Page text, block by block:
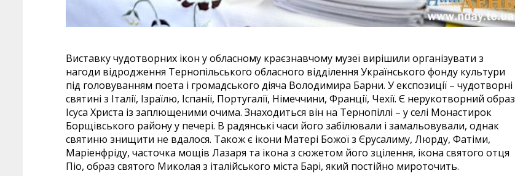
Виставку чудотворних ікон у обласному краєзнавчому музеї вирішили організувати з
нагоди відродження Тернопільського обласного відділення Українського фонду культури
під головуванням поета і громадського діяча Володимира Барни. У експозиції – чудотворні
святині з Італії, Ізраїлю, Іспанії, Португалії, Німеччини, Франції, Чехії. Є нерукотворний образ
Ісуса Христа із заплющеними очима. Знаходиться він на Тернопіллі – у селі Монастирок
Борщівського району у печері. В радянські часи його забілювали і замальовували, однак
святиню знищити не вдалося. Також є ікони Матері Божої з Єрусалиму, Люрду, Фатіми,
Маріенфріду, часточка мощів Лазаря та ікона з сюжетом його зцілення, ікона святого отця
Піо, образ святого Миколая з італійського міста Барі, який постійно мироточить.